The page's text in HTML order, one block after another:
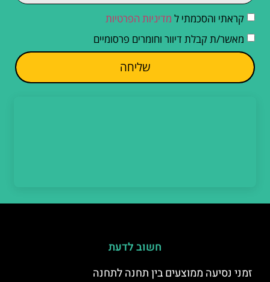
קראתי והסכמתי ל מדיניות הפרטיות
מאשר/ת קבלת דיוור וחומרים פרסומיים
שליחה
חשוב לדעת
זמני נסיעה ממוצעים בין תחנה לתחנה